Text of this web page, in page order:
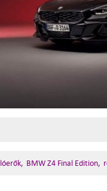
lóerők, BMW Z4 Final Edition,